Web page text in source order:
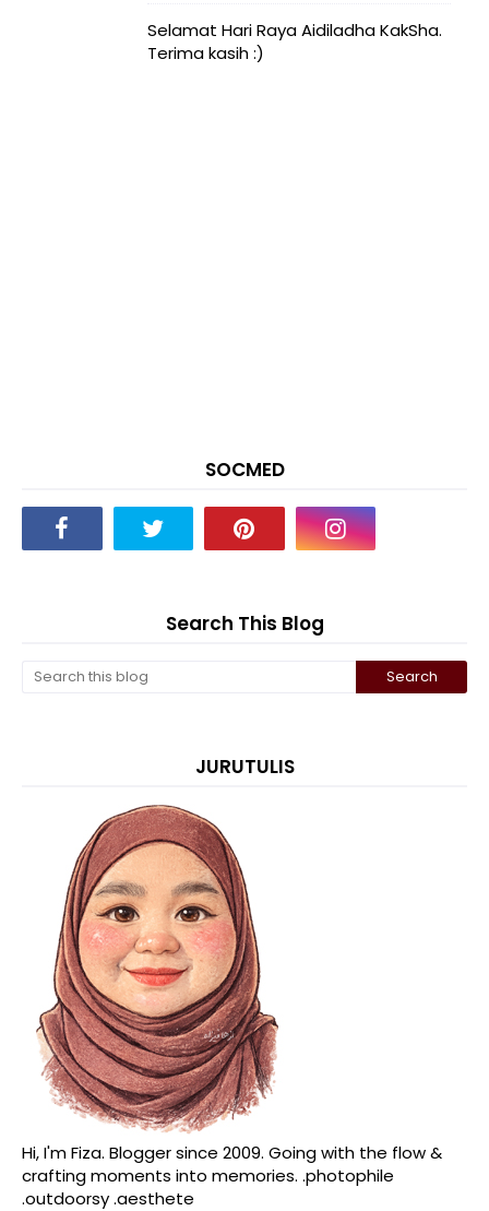
Selamat Hari Raya Aidiladha KakSha.
Terima kasih :)
SOCMED
Search This Blog
JURUTULIS
Hi, I'm Fiza. Blogger since 2009. Going with the flow &
crafting moments into memories. .photophile
.outdoorsy .aesthete